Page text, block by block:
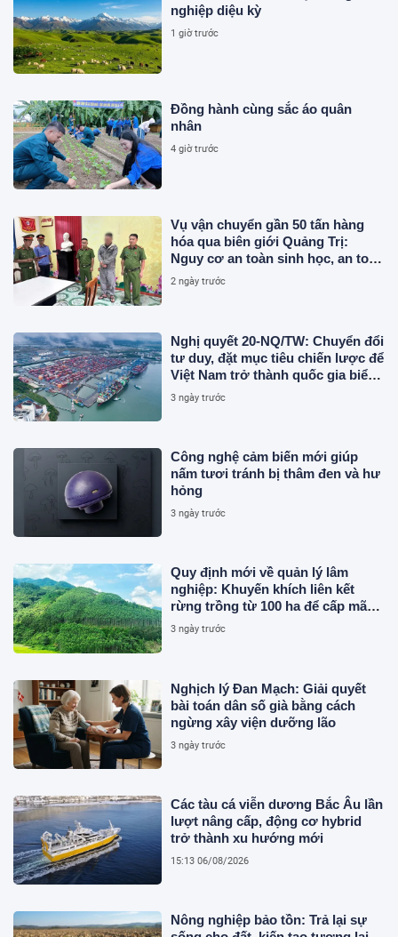
nghiệp diệu kỳ
1 giờ trước
Đồng hành cùng sắc áo quân
nhân
4 giờ trước
Vụ vận chuyển gần 50 tấn hàng
hóa qua biên giới Quảng Trị:
Nguy cơ an toàn sinh học, an toàn
thực phẩm từ sản phẩm động vật
2 ngày trước
Nghị quyết 20-NQ/TW: Chuyển đổi
tư duy, đặt mục tiêu chiến lược để
Việt Nam trở thành quốc gia biển
mạnh
3 ngày trước
Công nghệ cảm biến mới giúp
nấm tươi tránh bị thâm đen và hư
hỏng
3 ngày trước
Quy định mới về quản lý lâm
nghiệp: Khuyến khích liên kết
rừng trồng từ 100 ha để cấp mã
số
3 ngày trước
Nghịch lý Đan Mạch: Giải quyết
bài toán dân số già bằng cách
ngừng xây viện dưỡng lão
3 ngày trước
Các tàu cá viễn dương Bắc Âu lần
lượt nâng cấp, động cơ hybrid
trở thành xu hướng mới
15:13 06/08/2026
Nông nghiệp bảo tồn: Trả lại sự